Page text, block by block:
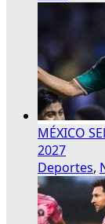
MÉXICO
2027
Deportes,